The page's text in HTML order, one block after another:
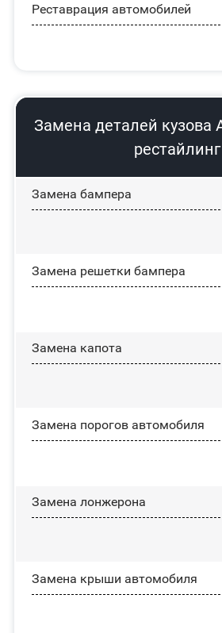
Реставрация автомобилей
Замена деталей кузова
рестайлинг
Замена бампера
Замена решетки бампера
Замена капота
Замена порогов автомобиля
Замена лонжерона
Замена крыши автомобиля